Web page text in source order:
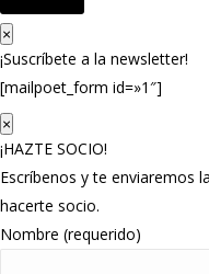
×
¡Suscríbete a la newsletter!
[mailpoet_form id=»1″]
×
¡HAZTE SOCIO!
Escríbenos y te enviaremos
hacerte socio.
Nombre (requerido)